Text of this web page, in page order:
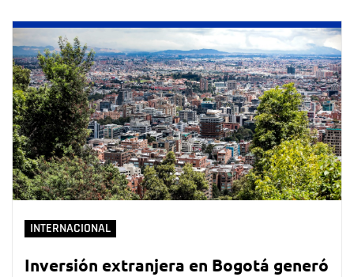
INTERNACIONAL
Inversión extranjera en Bogotá generó